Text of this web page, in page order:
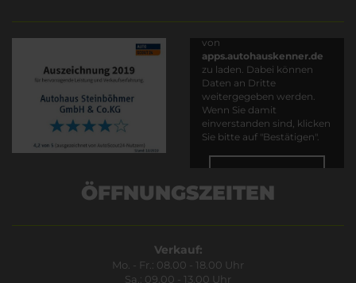
von
apps.autohauskenner.de
zu laden. Dabei können
Daten an Dritte
weitergegeben werden.
Wenn Sie damit
einverstanden sind, klicken
Sie bitte auf "Bestätigen".
ÖFFNUNGSZEITEN
Verkauf:
Mo. - Fr.: 08.00 - 18.00 Uhr
Sa.: 09.00 - 13.00 Uhr